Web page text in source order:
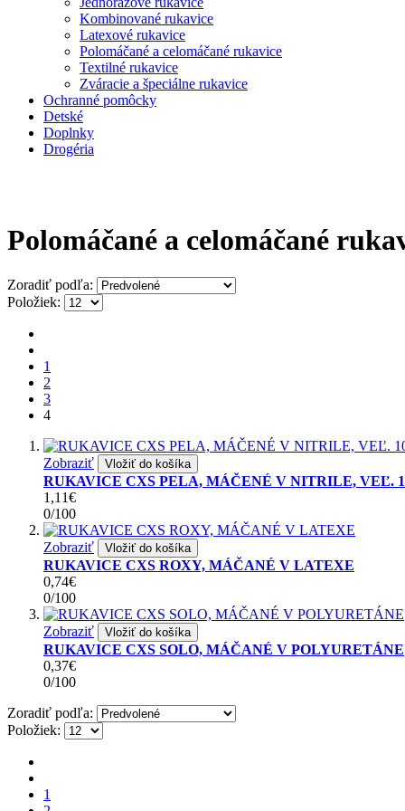
Kombinované rukavice
Latexové rukavice
Polomáčané a celomáčané rukavice
Textilné rukavice
Zváracie a špeciálne rukavice
Ochranné pomôcky
Detské
Doplnky
Drogéria
Polomáčané a celomáčané
Zoradiť podľa:
Položiek:
1
2
3
4
Zobraziť Vložiť do košíka
RUKAVICE CXS PELA, MÁČENÉ V NITRILE, VEĽ.
1,11€
0/100
Zobraziť Vložiť do košíka
RUKAVICE CXS ROXY, MÁČANÉ V LATEXE
0,74€
0/100
Zobraziť Vložiť do košíka
RUKAVICE CXS SOLO, MÁČANÉ V POLYURETÁNE
0,37€
0/100
Zoradiť podľa:
Položiek:
1